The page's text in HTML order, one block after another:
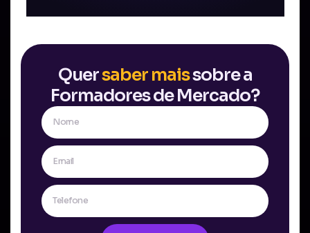
Quersaber maissobre a
Formadores de Mercado?